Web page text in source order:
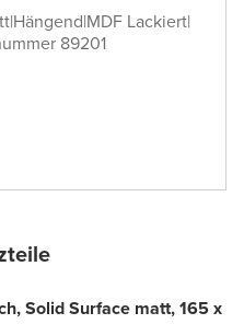
|Hängend|MDF Lackiert|
89201
Solid Surface matt, 165 x